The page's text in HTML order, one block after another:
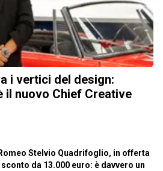
i vertici del design:
il nuovo Chief Creative
Stelvio Quadrifoglio, in offerta
da 13.000 euro: è davvero un